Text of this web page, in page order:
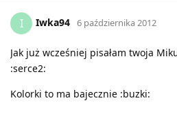
I Iwka94 6 października 2012
Jak już wcześniej pisałam twoja
:serce2:
Kolorki to ma bajecznie :buzki: